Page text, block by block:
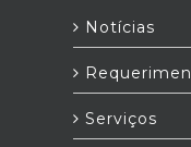
Notícias
Serviços